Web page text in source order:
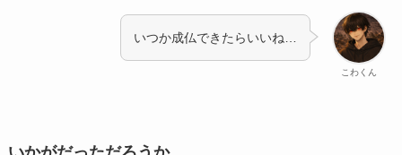
こわくん
いつか成仏できたらいいね…